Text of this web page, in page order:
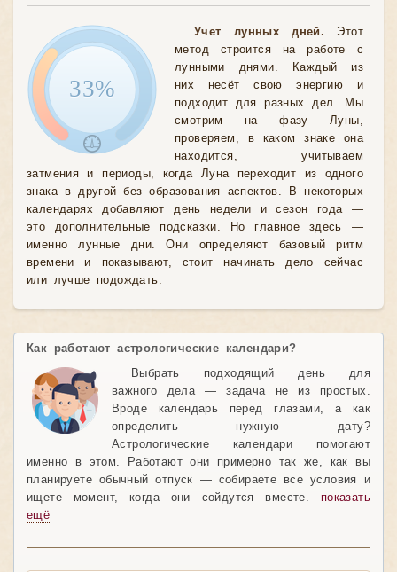
33%
Учет лунных дней. Этот
метод строится на работе с
лунными днями. Каждый из
них несёт свою энергию и
подходит для разных дел. Мы
смотрим на фазу Луны,
проверяем, в каком знаке она
находится, учитываем
затмения и периоды, когда Луна переходит из одного
знака в другой без образования аспектов. В некоторых
календарях добавляют день недели и сезон года —
это дополнительные подсказки. Но главное здесь —
именно лунные дни. Они определяют базовый ритм
времени и показывают, стоит начинать дело сейчас
или лучше подождать.
Как работают астрологические календари?
Выбрать подходящий день для
важного дела — задача не из простых.
Вроде календарь перед глазами, а как
определить нужную дату?
Астрологические календари помогают
именно в этом. Работают они примерно так же, как вы
планируете обычный отпуск — собираете все условия и
ищете момент, когда они сойдутся вместе. показать
ещё